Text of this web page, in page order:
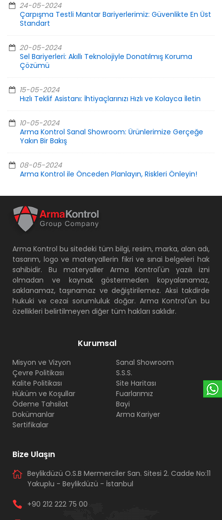
24-05-2024
Çarpışma Testli Mantar Bariyerlerimiz: Güvenlikte En Üst
Standart
20-05-2024
Sel Bariyerleri: Akıllı Teknolojiyle Donatılmış Koruma
Çözümü
15-05-2024
Hızlı Teklif Asistanı: İhtiyaçlarınızı Hızlı ve Kolayca İletin
10-05-2024
Arma Kontrol Sanal Showroom: Ürünlerimize Gerçeğe
Yakın Bir Bakış
08-05-2024
Arma Kontrol ile Önceden Planlayın, Riskleri Önleyin!
Arma Kontrol bu sitedeki tüm bilgi, resim, marka, alan adı,
tasarım, logo ve materyallerin fikri ve sınai belgeleri hak
sahibidir. Bu materyaller Arma Kontrol'ün yazılı izni
olmadan ve kaynak göstermeden kopyalanamaz,
saklanamaz, taşınamaz ve değiştirilemez. Aksi takdirde
hukuki ve cezai sorumluluk doğar. Arma Kontrol'ün bu
özellikleri belirtilmeyen diğer tüm hakları saklıdır.
Kurumsal
Misyon ve Vizyon
Çevre Politikası
Kalite Politikası
Hüküm ve Koşullar
Ödeme Tahsilat
Dokümanlar
Sertifikalar
Sanal Showroom
S.S.S.
Site Haritası
Fuarlarımız
Bayi
Arma Kariyer
Bize Ulaşın
Beylikdüzü O.S.B Mermerciler San. Sitesi 2. Cadde No:11
Yakuplu - Beylikdüzü - İstanbul
+90 212 222 75 00